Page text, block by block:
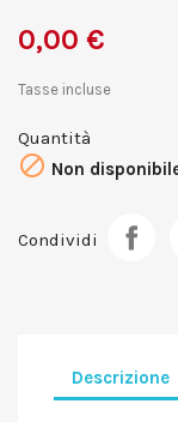
0,00 €
Tasse incluse
Quantità
 Non
Condividi
Descrizione